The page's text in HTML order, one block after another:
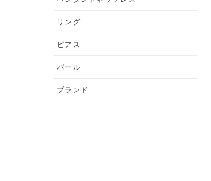
リング
ピアス
パール
ブランド